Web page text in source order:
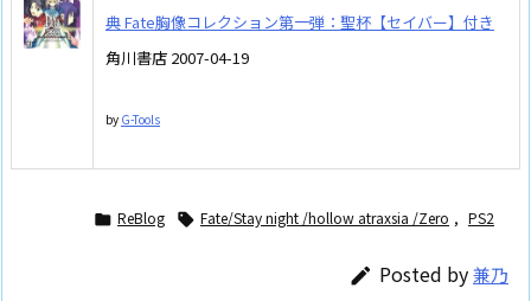
典 Fate胸像コレクション第一弾：聖杯【セイバー】付き
角川書店 2007-04-19
by G-Tools
 ReBlog  Fate/Stay night /hollow atraxsia /Zero , PS2
 Posted by兼乃